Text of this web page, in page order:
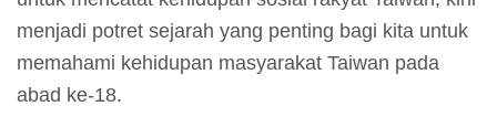
a
n
menjadi potret sejarah yang penting bagi kita untuk
memahami kehidupan masyarakat Taiwan pada
abad ke-18.